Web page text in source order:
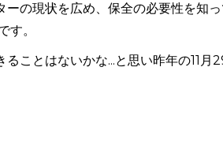
の現状を広め、保全の必要性を知
す。
ことはないかな...と思い昨年の11